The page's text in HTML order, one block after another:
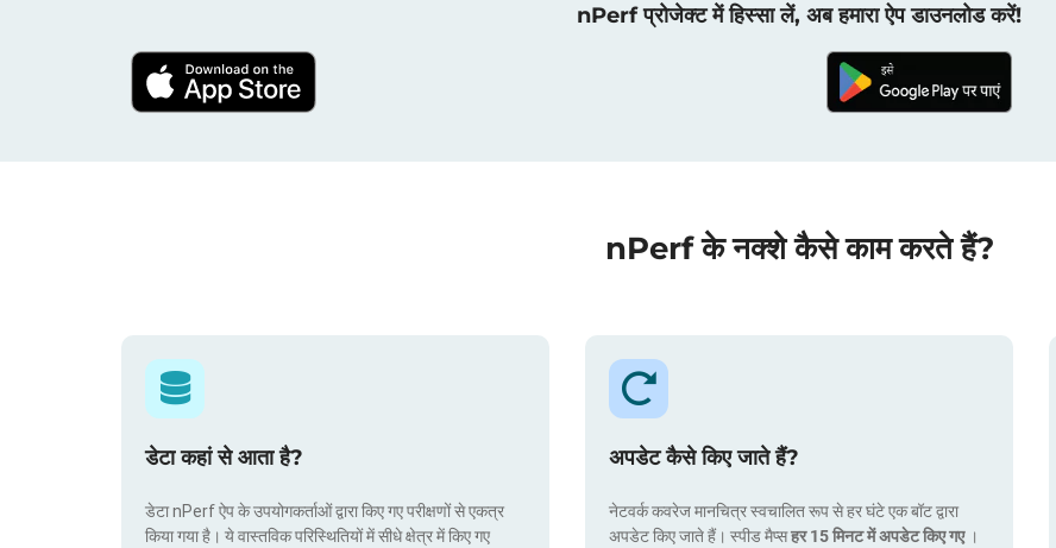
nPerf प्रोजेक्ट में हिस्सा लें, अब हमारा ऐप डाउनलोड करें!
nPerf के नक्शे कैसे काम करते हैं?
डेटा कहां से आता है?
डेटा nPerf ऐप के उपयोगकर्ताओं द्वारा किए गए परीक्षणों से एकत्र
किया गया है। ये वास्तविक परिस्थितियों में सीधे क्षेत्र में किए गए
अपडेट कैसे किए जाते हैं?
नेटवर्क कवरेज मानचित्र स्वचालित रूप से हर घंटे एक बॉट द्वारा
अपडेट किए जाते हैं। स्पीड मैप्सहर 15 मिनट में अपडेट किए गए ।